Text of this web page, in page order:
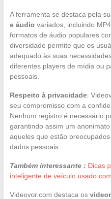
A ferramenta se destaca pela
e áudio variados, incluindo
formatos de áudio populares
diversidade permite que os
adequado às suas
diferentes players de mídia ou
pessoais.
Respeito à privacidade:
seu compromisso com a
Nenhum registro é necessário
garantindo assim um
aqueles que estão
dados pessoais.
Também interessante : Dicas
inteligente de veículo usado
Videovor.com destaca os